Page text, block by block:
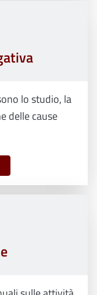
lo studio, la
delle cause